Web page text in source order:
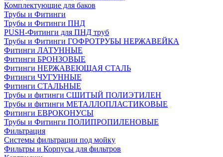
Комплектующие для баков
Трубы и Фитинги
Трубы и Фитинги ПНД
PUSH-Фитинги для ПНД труб
Трубы и Фитинги ГОФРОТРУБЫ НЕРЖАВЕЙКА
Фитинги ЛАТУННЫЕ
Фитинги БРОНЗОВЫЕ
Фитинги НЕРЖАВЕЮЩАЯ СТАЛЬ
Фитинги ЧУГУННЫЕ
Фитинги СТАЛЬНЫЕ
Трубы и фитинги СШИТЫЙ ПОЛИЭТИЛЕН
Трубы и фитинги МЕТАЛЛОПЛАСТИКОВЫЕ
Фитинги ЕВРОКОНУСЫ
Трубы и Фитинги ПОЛИПРОПИЛЕНОВЫЕ
Фильтрация
Системы фильтрации под мойку
Фильтры и Корпусы для фильтров